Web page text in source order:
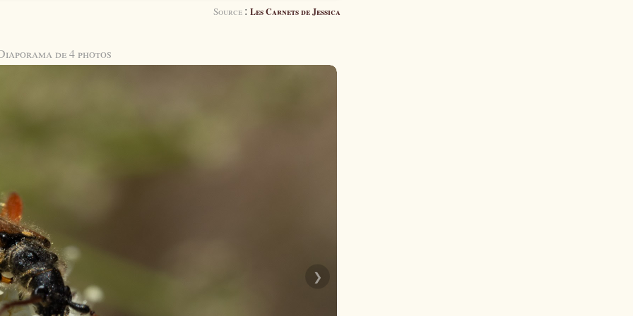
Source : Les Carnets de Jessica
de 4 photos
❯